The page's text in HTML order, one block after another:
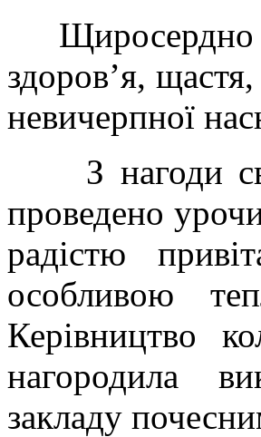
Щиросердно
здоров’я,
невичерпної
З нагоди
проведено
радістю
особливою
Керівництво
нагородила
закладу